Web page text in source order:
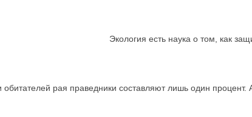
Экология есть наука о том, как
обитателей рая праведники составляют лишь один процент.